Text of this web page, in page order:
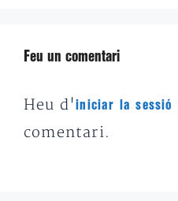
Feu un comentari
Heu d'iniciar la sessió
comentari.